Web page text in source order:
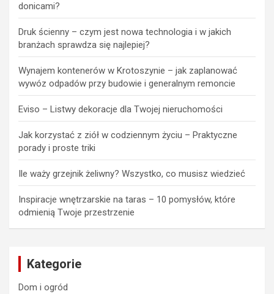
donicami?
Druk ścienny – czym jest nowa technologia i w jakich
branżach sprawdza się najlepiej?
Wynajem kontenerów w Krotoszynie – jak zaplanować
wywóz odpadów przy budowie i generalnym remoncie
Eviso – Listwy dekoracje dla Twojej nieruchomości
Jak korzystać z ziół w codziennym życiu – Praktyczne
porady i proste triki
Ile waży grzejnik żeliwny? Wszystko, co musisz wiedzieć
Inspiracje wnętrzarskie na taras – 10 pomysłów, które
odmienią Twoje przestrzenie
Kategorie
Dom i ogród